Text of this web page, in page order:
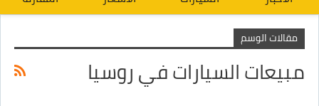
مقالات الوسم
مبيعات السيارات في روسيا